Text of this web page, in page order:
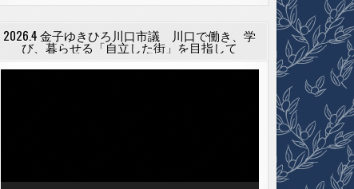
2026.4 金子ゆきひろ川口市議 川口で働き、学
び、暮らせる「自立した街」を目指して